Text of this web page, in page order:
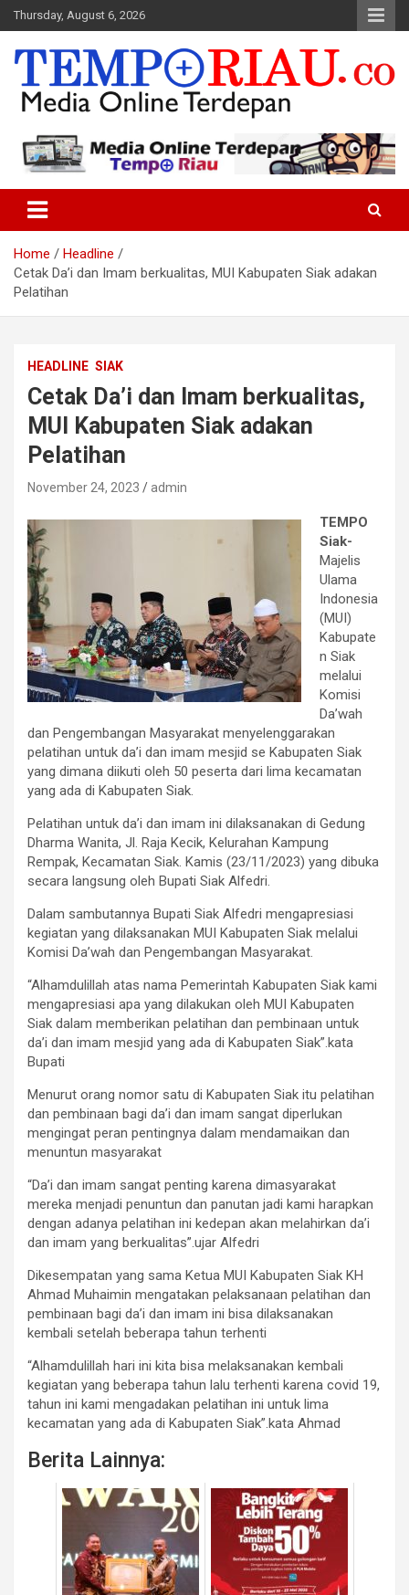
Skip
to
content
Thursday, August 6, 2026
Tempo Riau
Home
Headline
Cetak Da’i dan Imam berkualitas, MUI Kabupaten Siak adakan
Pelatihan
HEADLINE SIAK
Cetak Da’i dan Imam berkualitas,
MUI Kabupaten Siak adakan
Pelatihan
November 24, 2023 admin
TEMPO
Siak-
Majelis
Ulama
Indonesia
(MUI)
Kabupate
n Siak
melalui
Komisi
Da’wah
dan Pengembangan Masyarakat menyelenggarakan
pelatihan untuk da’i dan imam mesjid se Kabupaten Siak
yang dimana diikuti oleh 50 peserta dari lima kecamatan
yang ada di Kabupaten Siak.
Pelatihan untuk da’i dan imam ini dilaksanakan di Gedung
Dharma Wanita, Jl. Raja Kecik, Kelurahan Kampung
Rempak, Kecamatan Siak. Kamis (23/11/2023) yang dibuka
secara langsung oleh Bupati Siak Alfedri.
Dalam sambutannya Bupati Siak Alfedri mengapresiasi
kegiatan yang dilaksanakan MUI Kabupaten Siak melalui
Komisi Da’wah dan Pengembangan Masyarakat.
“Alhamdulillah atas nama Pemerintah Kabupaten Siak kami
mengapresiasi apa yang dilakukan oleh MUI Kabupaten
Siak dalam memberikan pelatihan dan pembinaan untuk
da’i dan imam mesjid yang ada di Kabupaten Siak”.kata
Bupati
Menurut orang nomor satu di Kabupaten Siak itu pelatihan
dan pembinaan bagi da’i dan imam sangat diperlukan
mengingat peran pentingnya dalam mendamaikan dan
menuntun masyarakat
“Da’i dan imam sangat penting karena dimasyarakat
mereka menjadi penuntun dan panutan jadi kami harapkan
dengan adanya pelatihan ini kedepan akan melahirkan da’i
dan imam yang berkualitas”.ujar Alfedri
Dikesempatan yang sama Ketua MUI Kabupaten Siak KH
Ahmad Muhaimin mengatakan pelaksanaan pelatihan dan
pembinaan bagi da’i dan imam ini bisa dilaksanakan
kembali setelah beberapa tahun terhenti
“Alhamdulillah hari ini kita bisa melaksanakan kembali
kegiatan yang beberapa tahun lalu terhenti karena covid 19,
tahun ini kami mengadakan pelatihan ini untuk lima
kecamatan yang ada di Kabupaten Siak”.kata Ahmad
Berita Lainnya: